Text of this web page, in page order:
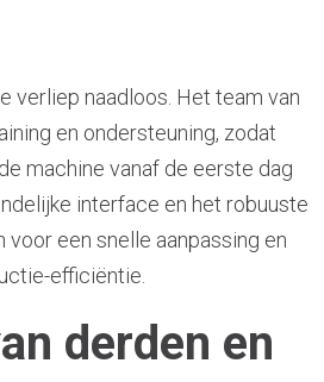
verliep naadloos. Het team van
en ondersteuning, zodat
machine vanaf de eerste dag
interface en het robuuste
een snelle aanpassing en
efficiëntie.
derden en